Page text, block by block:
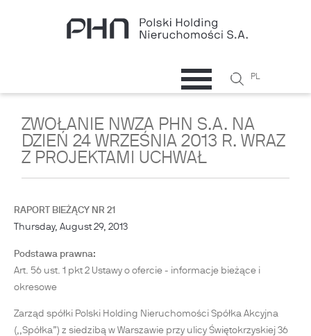
Search
SearchPL
ZWOŁANIE NWZA PHN S.A. NA
DZIEŃ 24 WRZEŚNIA 2013 R. WRAZ
Z PROJEKTAMI UCHWAŁ
RAPORT BIEŻĄCY NR 21
Thursday, August 29, 2013
Podstawa prawna:
Art. 56 ust. 1 pkt 2 Ustawy o ofercie - informacje bieżące i
okresowe
Zarząd spółki Polski Holding Nieruchomości Spółka Akcyjna
(,,Spółka”) z siedzibą w Warszawie przy ulicy Świętokrzyskiej 36